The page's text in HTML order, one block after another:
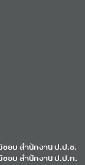
อบ สำนักงาน ป.ป.ช.
อบ สำนักงาน ป.ป.ท.